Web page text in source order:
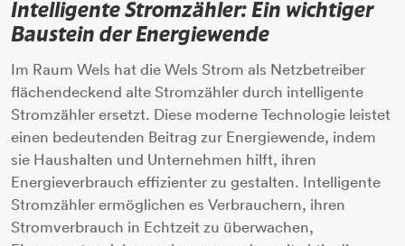
Intelligente Stromzähler: Ein wichtiger
Baustein der Energiewende
Im Raum Wels hat die Wels Strom als Netzbetreiber
flächendeckend alte Stromzähler durch intelligente
Stromzähler ersetzt. Diese moderne Technologie leistet
einen bedeutenden Beitrag zur Energiewende, indem
sie Haushalten und Unternehmen hilft, ihren
Energieverbrauch effizienter zu gestalten. Intelligente
Stromzähler ermöglichen es Verbrauchern, ihren
Stromverbrauch in Echtzeit zu überwachen,